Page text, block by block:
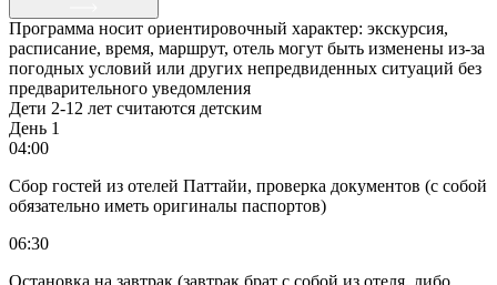
Программа носит ориентировочный характер: экскурсия,
расписание, время, маршрут, отель могут быть изменены из-за
погодных условий или других непредвиденных ситуаций без
предварительного уведомления
Дети 2-12 лет считаются детским
День 1
04:00
Сбор гостей из отелей Паттайи, проверка документов (с собой
обязательно иметь оригиналы паспортов)
06:30
Остановка на завтрак (завтрак брат с собой из отеля, либо